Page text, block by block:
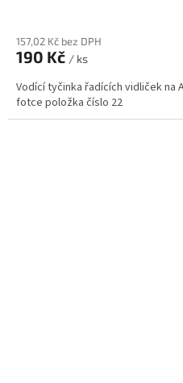
157,02 Kč bez DPH
190 Kč / ks
Vodící tyčinka řadících vidliček na
fotce položka číslo 22